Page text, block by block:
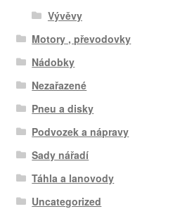
Vývěvy
Motory , převodovky
Nádobky
Nezařazené
Pneu a disky
Podvozek a nápravy
Sady nářadí
Táhla a lanovody
Uncategorized